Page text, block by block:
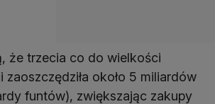
że trzecia co do wielkości
około 5 miliardów
funtów), zwiększając zakupy